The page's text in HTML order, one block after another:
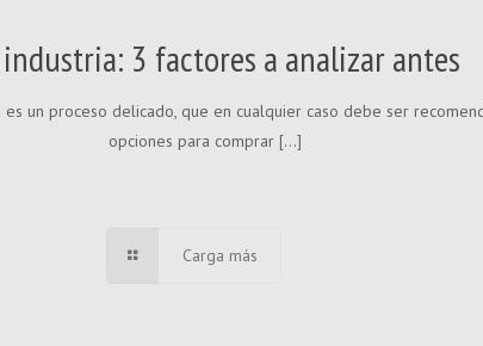
3 factores a analizar antes
es un proceso delicado, que en cualquier caso debe ser
opciones para comprar […]
Carga más